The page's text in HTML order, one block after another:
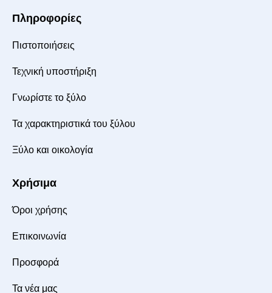
Πληροφορίες
Πιστοποιήσεις
Τεχνική υποστήριξη
Γνωρίστε το ξύλο
Τα χαρακτηριστικά του ξύλου
Ξύλο και οικολογία
Χρήσιμα
Όροι χρήσης
Επικοινωνία
Προσφορά
Τα νέα μας